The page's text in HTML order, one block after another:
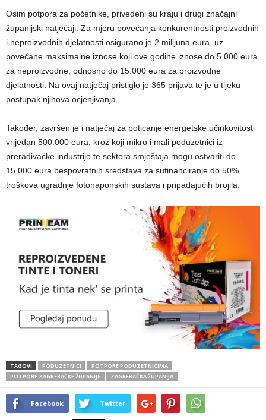
Osim potpora za početnike, privedeni su kraju i drugi značajni
županijski natječaji. Za mjeru povećanja konkurentnosti proizvodnih
i neproizvodnih djelatnosti osigurano je 2 milijuna eura, uz
povećane maksimalne iznose koji ove godine iznose do 5.000 eura
za neproizvodne, odnosno do 15.000 eura za proizvodne
djelatnosti. Na ovaj natječaj pristiglo je 365 prijava te je u tijeku
postupak njihova ocjenjivanja.
Također, završen je i natječaj za poticanje energetske učinkovitosti
vrijedan 500.000 eura, kroz koji mikro i mali poduzetnici iz
prerađivačke industrije te sektora smještaja mogu ostvariti do
15.000 eura bespovratnih sredstava za sufinanciranje do 50%
troškova ugradnje fotonaponskih sustava i pripadajućih brojila.
TAGOVI PODUZETNICI
POTPORE PODUZETNICIMA
POTPORE ZAGREBAČKE ŽUPANIJE
ZAGREBAČKA ŽUPANIJA
Facebook Twitter